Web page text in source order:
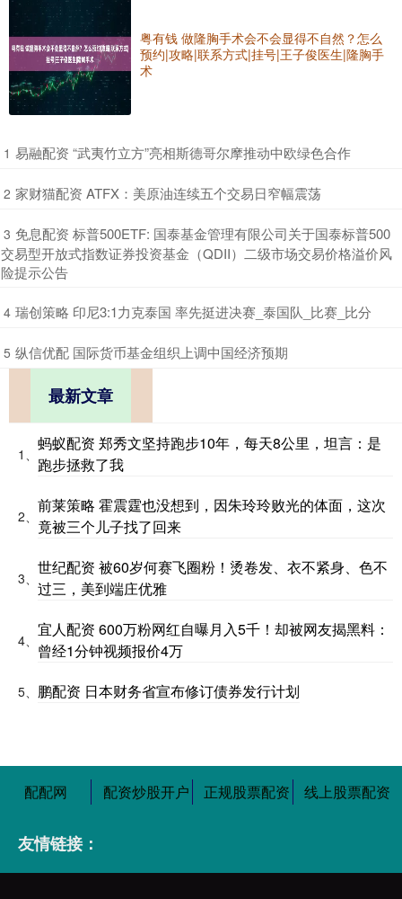
粤有钱 做隆胸手术会不会显得不自然？怎么
预约|攻略|联系方式|挂号|王子俊医生|隆胸手
术
1 ​易融配资 “武夷竹立方”亮相斯德哥尔摩推动中欧绿色合作
2 ​家财猫配资 ATFX：美原油连续五个交易日窄幅震荡
3 ​免息配资 标普500ETF: 国泰基金管理有限公司关于国泰标普500
交易型开放式指数证券投资基金（QDII）二级市场交易价格溢价风
险提示公告
4 ​瑞创策略 印尼3:1力克泰国 率先挺进决赛_泰国队_比赛_比分
5 ​纵信优配 国际货币基金组织上调中国经济预期
最新文章
1、
蚂蚁配资 郑秀文坚持跑步10年，每天8公里，坦言：是
跑步拯救了我
2、
前莱策略 霍震霆也没想到，因朱玲玲败光的体面，这次
竟被三个儿子找了回来
3、
世纪配资 被60岁何赛飞圈粉！烫卷发、衣不紧身、色不
过三，美到端庄优雅
4、
宜人配资 600万粉网红自曝月入5千！却被网友揭黑料：
曾经1分钟视频报价4万
5、 鹏配资 日本财务省宣布修订债券发行计划
配配网 配资炒股开户 正规股票配资 线上股票配资
友情链接：